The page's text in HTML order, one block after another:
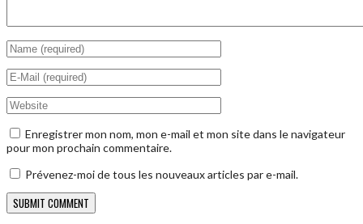
Enregistrer mon nom, mon e-mail et mon site dans le navigateur
pour mon prochain commentaire.
Prévenez-moi de tous les nouveaux articles par e-mail.